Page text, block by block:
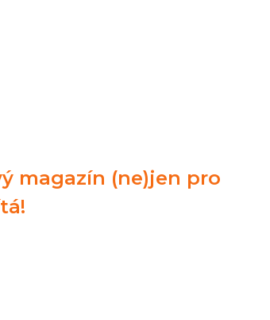
magazín (ne)jen pro